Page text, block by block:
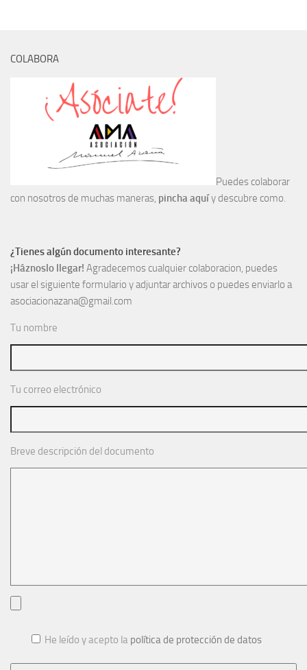
COLABORA
Puedes colaborar
con nosotros de muchas maneras, pincha aquíy descubre como.
¿Tienes algún documento interesante?
¡Háznoslo llegar! Agradecemos cualquier colaboracion, puedes
usar el siguiente formulario y adjuntar archivos o puedes enviarlo a
asociacionazana@gmail.com
Tu nombre
Tu correo electrónico
Breve descripción del documento
He leído y acepto la política de protección de datos